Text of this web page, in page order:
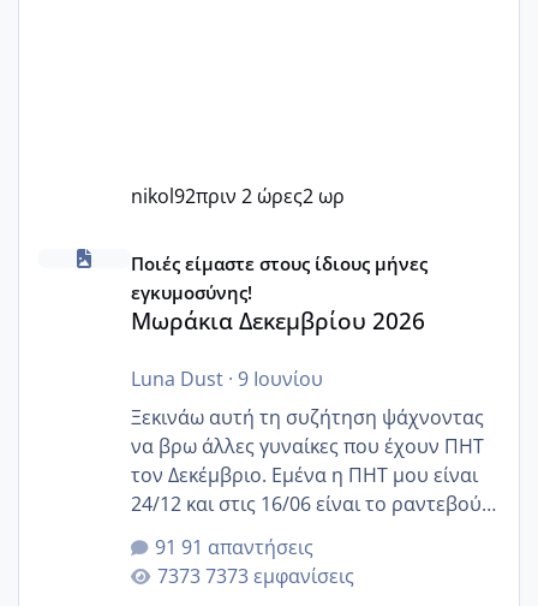
nikol92πριν 2 ώρες2 ωρ
Μωράκια Δεκεμβρίου 2026
Ποιές είμαστε στους ίδιους μήνες
εγκυμοσύνης!
Μωράκια Δεκεμβρίου 2026
Luna Dust· 9 Ιουνίου
Ξεκινάω αυτή τη συζήτηση ψάχνοντας
να βρω άλλες γυναίκες που έχουν ΠΗΤ
τον Δεκέμβριο. Εμένα η ΠΗΤ μου είναι
24/12 και στις 16/06 είναι το ραντεβού
της αυχενικής διαφάνειας. Έχω αρκετό
άγχος και οι μέρες δεν φαίνεται να
περνάνε με τίποτα.
91 απαντήσεις
7373 εμφανίσεις